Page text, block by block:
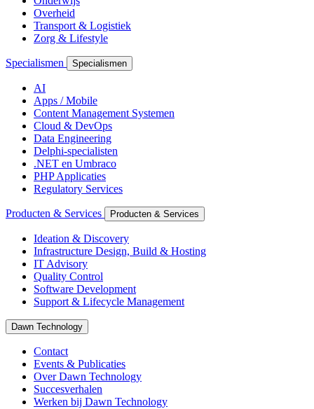
Overheid
Transport & Logistiek
Zorg & Lifestyle
Specialismen Specialismen
AI
Apps / Mobile
Content Management Systemen
Cloud & DevOps
Data Engineering
Delphi-specialisten
.NET en Umbraco
PHP Applicaties
Regulatory Services
Producten & Services Producten & Services
Ideation & Discovery
Infrastructure Design, Build & Hosting
IT Advisory
Quality Control
Software Development
Support & Lifecycle Management
Dawn Technology
Contact
Events & Publicaties
Over Dawn Technology
Succesverhalen
Werken bij Dawn Technology